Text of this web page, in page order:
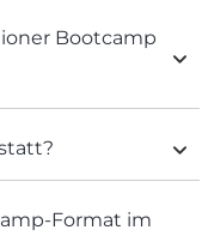
Bootcamp
Format im